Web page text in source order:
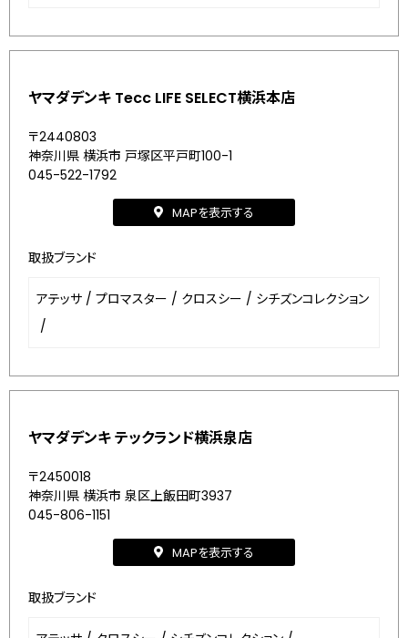
ヤマダデンキ Tecc LIFE SELECT横浜本店
〒2440803
神奈川県 横浜市 戸塚区平戸町100-1
045-522-1792
MAPを表示する
取扱ブランド
アテッサ / プロマスター / クロスシー / シチズンコレクション
/
ヤマダデンキ テックランド横浜泉店
〒2450018
神奈川県 横浜市 泉区上飯田町3937
045-806-1151
MAPを表示する
取扱ブランド